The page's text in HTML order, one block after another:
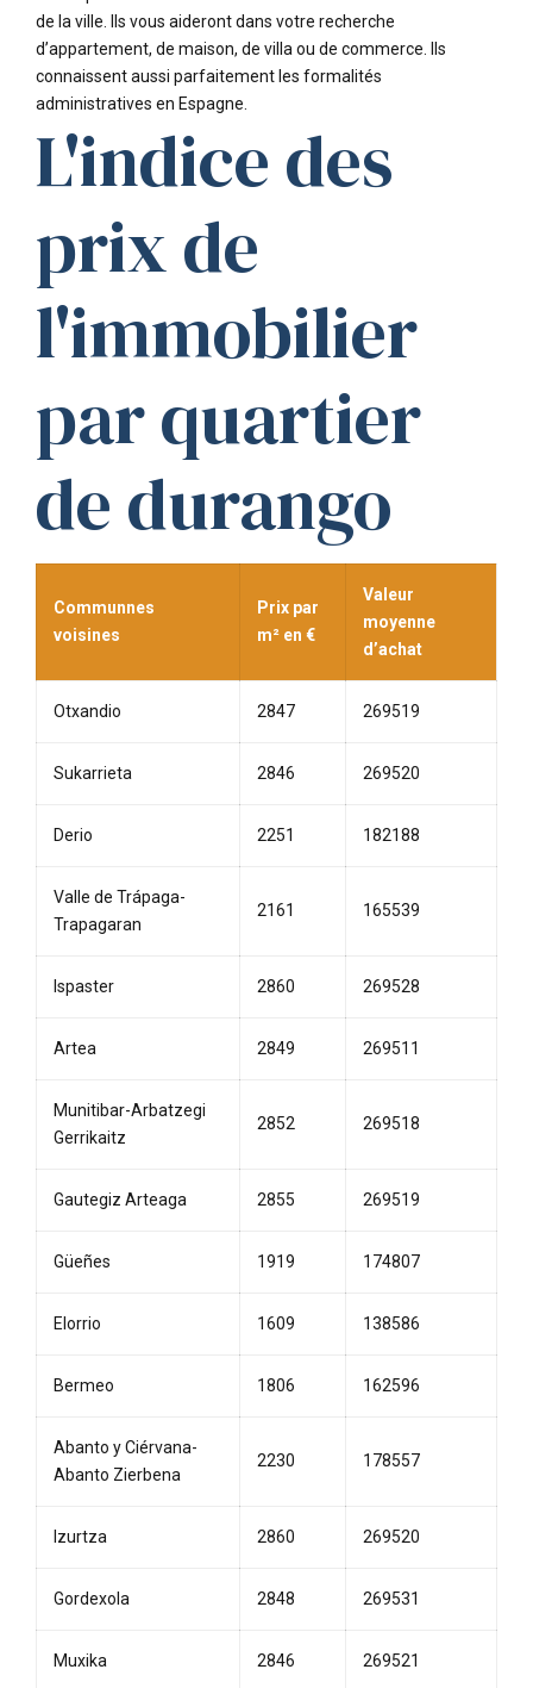
de la ville. Ils vous aideront dans votre recherche
d’appartement, de maison, de villa ou de commerce. Ils
connaissent aussi parfaitement les formalités
administratives en Espagne.
L'indice des
prix de
l'immobilier
par quartier
de durango
Communnes
voisines
Prix par
m² en €
Valeur
moyenne
d’achat
Otxandio 2847 269519
Sukarrieta 2846 269520
Derio 2251 182188
Valle de Trápaga-
Trapagaran
2161 165539
Ispaster 2860 269528
Artea 2849 269511
Munitibar-Arbatzegi
Gerrikaitz
2852 269518
Gautegiz Arteaga 2855 269519
Güeñes 1919 174807
Elorrio 1609 138586
Bermeo 1806 162596
Abanto y Ciérvana-
Abanto Zierbena
2230 178557
Izurtza 2860 269520
Gordexola 2848 269531
Muxika 2846 269521